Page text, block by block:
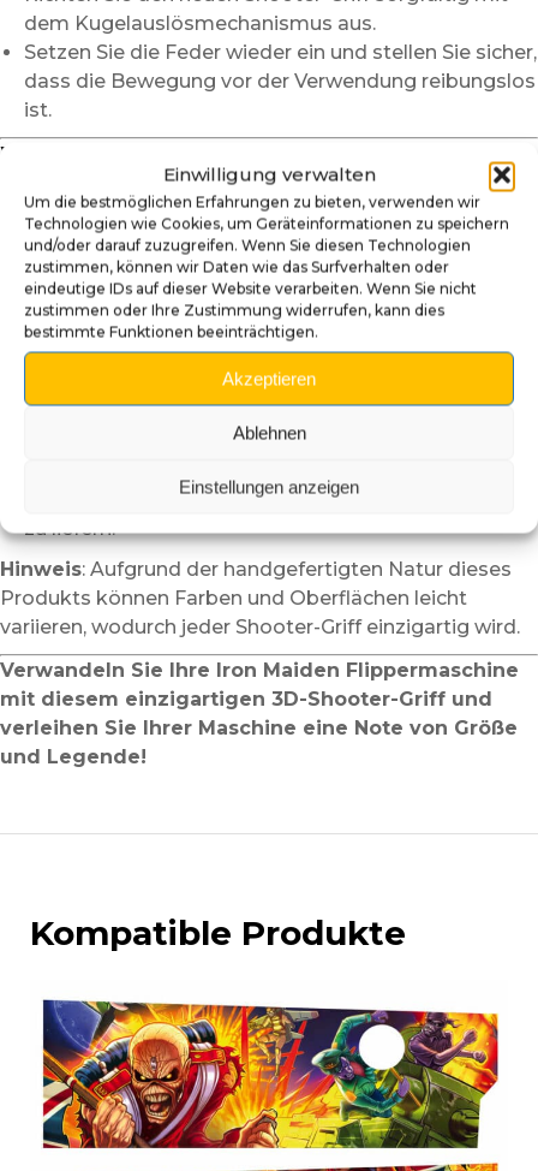
Einwilligung verwalten
Um die bestmöglichen Erfahrungen zu bieten, verwenden wir
Technologien wie Cookies, um Geräteinformationen zu speichern
und/oder darauf zuzugreifen. Wenn Sie diesen Technologien
zustimmen, können wir Daten wie das Surfverhalten oder
eindeutige IDs auf dieser Website verarbeiten. Wenn Sie nicht
zustimmen oder Ihre Zustimmung widerrufen, kann dies
bestimmte Funktionen beeinträchtigen.
Akzeptieren
Ablehnen
Einstellungen anzeigen
dem Kugelauslösmechanismus aus.
Setzen Sie die Feder wieder ein und stellen Sie sicher,
dass die Bewegung vor der Verwendung reibungslos
ist.
Warum unseren Iron Maiden
Shooter-Griff wählen?
Eine Hommage an das legendäre Flipper-
Universum: Dieser Shooter-Griff verkörpert die
gesamte Energie und den rebellischen Geist von
Eddie, treu der Ästhetik des Spiels.
Ein einzigartiges und imposantes Design: Der
handgeschnitzte und handbemalte Kopf von Eddie
verleiht Ihrer Flippermaschine eine markante und
unvergessliche Präsenz.
Hand bemalt, um ein außergewöhnliches Ergebnis
zu liefern.
Hinweis: Aufgrund der handgefertigten Natur dieses
Produkts können Farben und Oberflächen leicht
variieren, wodurch jeder Shooter-Griff einzigartig wird.
Verwandeln Sie Ihre Iron Maiden Flippermaschine
mit diesem einzigartigen 3D-Shooter-Griff und
verleihen Sie Ihrer Maschine eine Note von Größe
und Legende!
Kompatible Produkte